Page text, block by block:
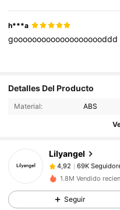
h***a
goooooooooooooooooooddd
Detalles Del Producto
Material: ABS
Lilyangel
4,92 69K
69K
4,92 69K
4,92 69K
1.8M Vendido
Seguir